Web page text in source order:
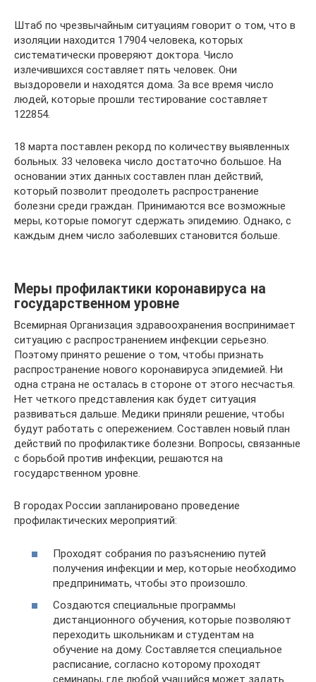
Штаб по чрезвычайным ситуациям говорит о том, что в
изоляции находится 17904 человека, которых
систематически проверяют доктора. Число
излечившихся составляет пять человек. Они
выздоровели и находятся дома. За все время число
людей, которые прошли тестирование составляет
122854.
18 марта поставлен рекорд по количеству выявленных
больных. 33 человека число достаточно большое. На
основании этих данных составлен план действий,
который позволит преодолеть распространение
болезни среди граждан. Принимаются все возможные
меры, которые помогут сдержать эпидемию. Однако, с
каждым днем число заболевших становится больше.
Меры профилактики коронавируса на
государственном уровне
Всемирная Организация здравоохранения воспринимает
ситуацию с распространением инфекции серьезно.
Поэтому принято решение о том, чтобы признать
распространение нового коронавируса эпидемией. Ни
одна страна не осталась в стороне от этого несчастья.
Нет четкого представления как будет ситуация
развиваться дальше. Медики приняли решение, чтобы
будут работать с опережением. Составлен новый план
действий по профилактике болезни. Вопросы, связанные
с борьбой против инфекции, решаются на
государственном уровне.
В городах России запланировано проведение
профилактических мероприятий:
Проходят собрания по разъяснению путей
получения инфекции и мер, которые необходимо
предпринимать, чтобы это произошло.
Создаются специальные программы
дистанционного обучения, которые позволяют
переходить школьникам и студентам на
обучение на дому. Составляется специальное
расписание, согласно которому проходят
семинары, где любой учащийся может задать